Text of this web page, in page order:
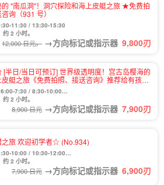
"南瓜洞"！洞穴探险和海上皮艇之旅 ★免费拍
询（931 号）
11:30 / 13:30-15:30
2 小时。
12,000 日元。 →方向标记或指示器 9,800刃
[半日/当日可预订] 世界级透明度！宫古岛樱海的
艇之旅《免费拍照、接送咨询》推荐给有孩子
体 (No.933)
7:30 / 8:30-10:00
/ 13:30-15:00
/ 17:30-19:00
2 小时。
8,900 日元 →方向标记或指示器 7,900刃
海龟浮潜之旅 欢迎初学者☆ (No.934)
10:00 / 10:30-12:00
/ 15:30-17:00
2 小时。
7,900 日元 →方向标记或指示器 6,900刃